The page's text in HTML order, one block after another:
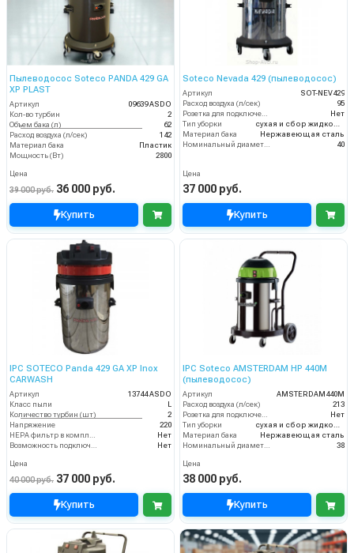
Пылеводосос Soteco PANDA 429 GA
XP PLAST
Артикул
09639 ASDO
Кол-во турбин
2
Объем бака (л)
62
Расход воздуха (л/сек)
142
Материал бака
Пластик
Мощность (Вт)
2800
Цена
39 000 руб. 36 000 руб.
Купить
Soteco Nevada 429 (пылеводосос)
Артикул
SOT-NEV429
Расход воздуха (л/сек)
95
Нет
Тип уборки
Материал бака
Нержавеющая сталь
40
Цена
37 000 руб.
Купить
IPC SOTECO Panda 429 GA XP Inox
CARWASH
Артикул
13744 ASDO
Класс пыли
L
Количество турбин (шт)
2
Напряжение
220
HEPA фильтр в комплекте
Нет
Возможность подключения электрощетки
Нет
Цена
40 000 руб. 37 000 руб.
Купить
IPC Soteco AMSTERDAM HP 440M
(пылеводосос)
Артикул
AMSTERDAM440M
Расход воздуха (л/сек)
213
Розетка для подключения инструмента
Нет
Тип уборки
сухая и сбор жидкостей
Материал бака
Нержавеющая сталь
Номинальный диаметр принадлежностей (мм)
38
Цена
38 000 руб.
Купить